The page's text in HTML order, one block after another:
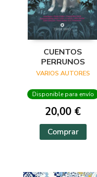
CUENTOS
PERRUNOS
VARIOS AUTORES
Disponible para envío
20,00 €
Comprar